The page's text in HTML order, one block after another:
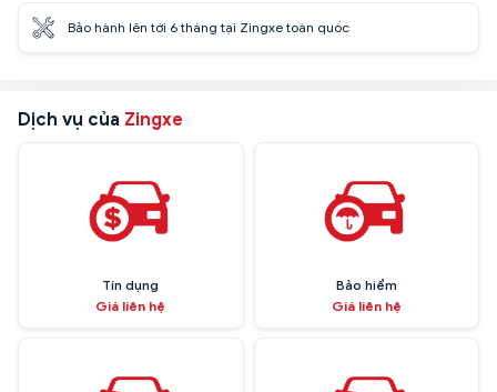
Bảo hành lên tới 6 tháng tại Zingxe toàn quốc
Dịch vụ của Zingxe
Tín dụng
Giá liên hệ
Bảo hiểm
Giá liên hệ